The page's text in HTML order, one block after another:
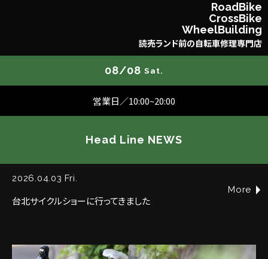
RoadBike
CrossBike
WheelBuilding
読売ランド前の自転車修理専門店
08/08 Sat.
営業日／10:00~20:00
Head Line NEWS
2026.04.03 Fri.
台北サイクルショーに行ってきました
More